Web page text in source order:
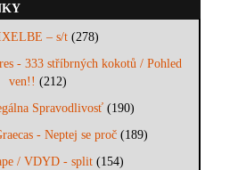
– s/t(278)
- 333 stříbrných kokotů / Pohled
ven!! (212)
Spravodlivosť (190)
- Neptej se proč (189)
/ VDYD - split(154)